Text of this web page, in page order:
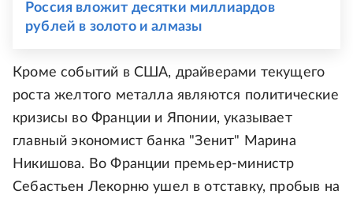
Россия вложит десятки миллиардов
рублей в золото и алмазы
Кроме событий в США, драйверами текущего
роста желтого металла являются политические
кризисы во Франции и Японии, указывает
главный экономист банка "Зенит" Марина
Никишова. Во Франции премьер-министр
Себастьен Лекорню ушел в отставку, пробыв на